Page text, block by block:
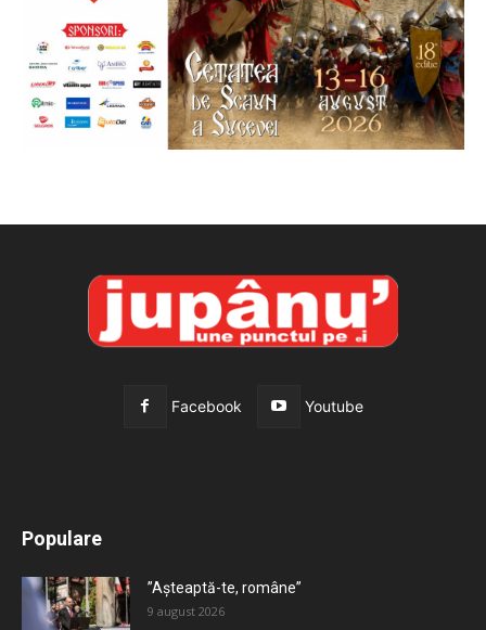
Facebook Youtube
Populare
”Așteaptă-te, române”
9 august 2026